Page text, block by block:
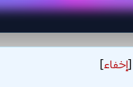
[إخفاء]